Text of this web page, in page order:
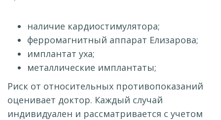
наличие кардиостимулятора;
ферромагнитный аппарат Елизарова;
имплантат уха;
металлические имплантаты;
Риск от относительных противопоказаний
оценивает доктор. Каждый случай
индивидуален и рассматривается с учетом